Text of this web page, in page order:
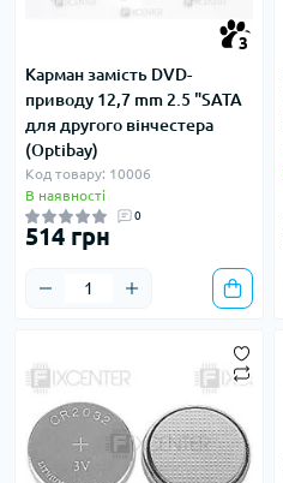
3
Карман замість DVD-
приводу 12,7 mm 2.5 "SATA
для другого вінчестера
(Optibay)
Код товару: 10006
В наявності
0
514 грн